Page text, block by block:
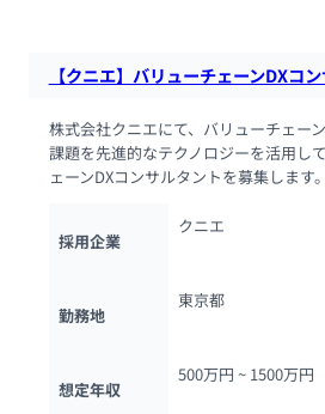
【クニエ】バリューチェーンDXコ
株式会社クニエにて、バリューチェー
課題を先進的なテクノロジーを活用し
ェーンDXコンサルタントを募集します。
採用企業
クニエ
勤務地
東京都
想定年収
500万円 ~ 1500万円